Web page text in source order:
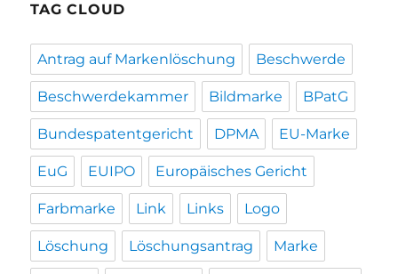
TAG CLOUD
Antrag auf Markenlöschung Beschwerde
Beschwerdekammer Bildmarke BPatG
Bundespatentgericht DPMA EU-Marke
EuG EUIPO Europäisches Gericht
Farbmarke Link Links Logo
Löschung Löschungsantrag Marke